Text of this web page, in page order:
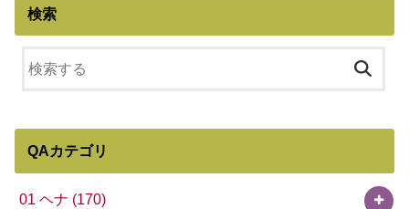
検索
QAカテゴリ
01 ヘナ (170)